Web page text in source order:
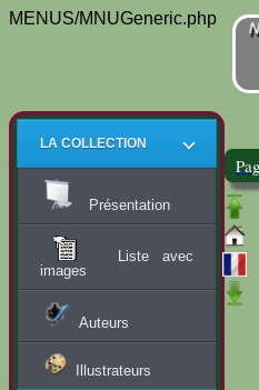
MENUS/MNUGeneric.php
LA COLLECTION
Présentation
Liste avec
images
Auteurs
Illustrateurs